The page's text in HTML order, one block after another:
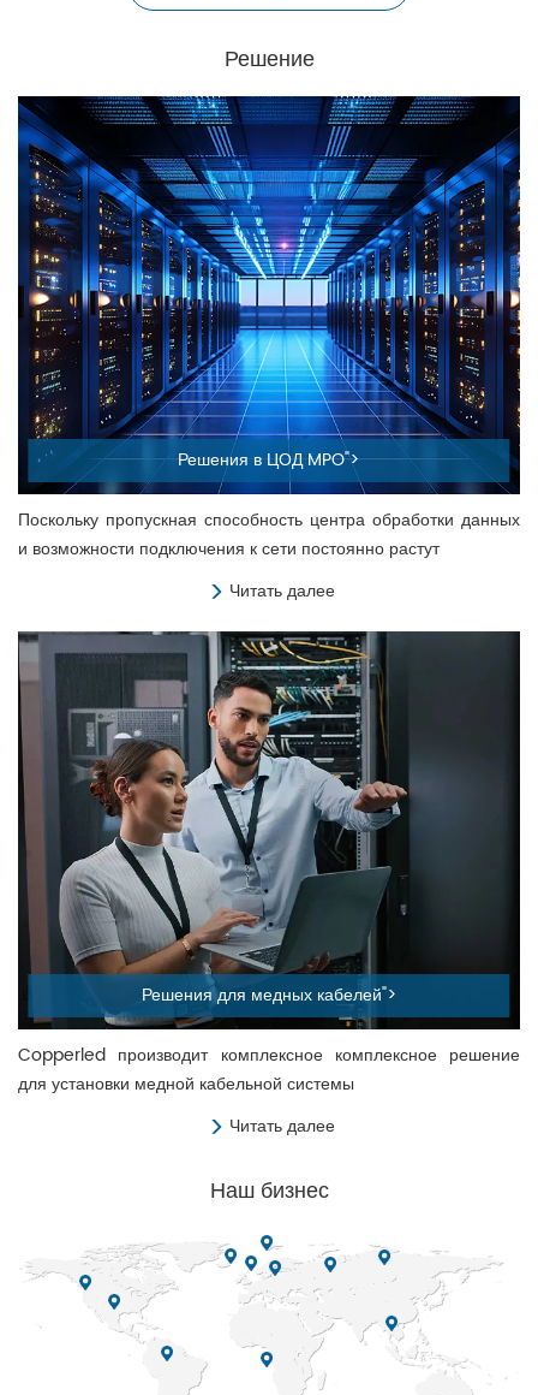
Решение
Решения в ЦОД MPO">
Поскольку пропускная способность центра обработки данных
и возможности подключения к сети постоянно растут
Читать далее
Решения для медных кабелей">
Copperled производит комплексное комплексное решение
для установки медной кабельной системы
Читать далее
Наш бизнес